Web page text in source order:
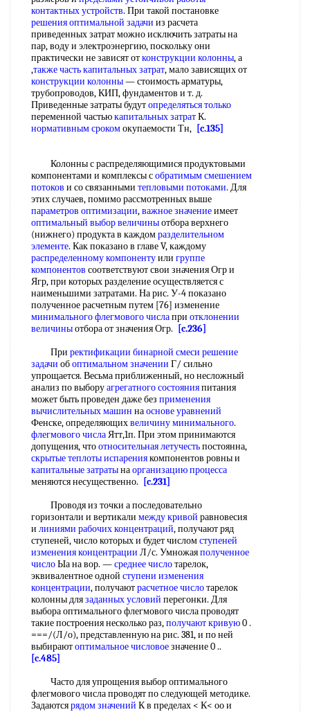
контактных устройств. При такой постановке
решения оптимальной задачи из расчета
приведенных затрат можно исключить затраты на
пар, воду и электроэнергию, поскольку они
практически не зависят отконструкции колонны, а
,также частькапитальных затрат, мало зависящих от
конструкции колонны— стоимость арматуры,
трубопроводов, КИП, фундаментов и т. д.
Приведенные затраты будутопределяться только
переменной частьюкапитальных затратК.
нормативным срокомокупаемости Тн, [c.135]
Колонны с распределяющимися продуктовыми
компонентами и комплексы собратимым смешением
потоков и со связанными тепловыми потоками. Для
этих случаев, помимо рассмотренных выше
параметров оптимизации,важное значениеимеет
оптимальный выбор величиныотбора верхнего
(нижнего) продукта в каждомразделительном
элементе. Как показано в главе V, каждому
распределенному компонентуили группе
компонентов соответствуют свои значения Огр и
Ягр, при которых разделение осуществляется с
наименьшими затратами. На рис. У-4 показано
полученное расчетным путем [76] изменение
минимального флегмового числапри отклонении
величиныотбора от значения Огр.
[c.236]
При ректификации бинарной смеси решение
задачи обоптимальном значении Г/ сильно
упрощается. Весьма приближенный, но несложный
анализ по выборуагрегатного состоянияпитания
может быть проведен даже без применения
вычислительных машин наоснове уравнений
Фенске, определяющихвеличину минимального.
флегмового числаЯтт,1п. При этом принимаются
допущения, чтоотносительная летучестьпостоянна,
скрытые теплоты испарениякомпонентов ровны и
капитальные затратынаорганизацию процесса
меняются несущественно.
[c.231]
Проводя из точки а последовательно
горизонтали и вертикали между кривой равновесия
и линиями рабочих концентраций, получают ряд
ступеней, число которых и будет числомступеней
изменения концентрации Л/с. Умножаяполученное
числоЫа на вор. —среднее числотарелок,
эквивалентное одной ступени изменения
концентрации, получаютрасчетное числотарелок
колонны длязаданных условий перегонки. Для
выбора оптимального флегмового числа проводят
такие построения несколько раз,получают кривую0 .
===/(Л/о), представленную на рис. 381, и по ней
выбираютоптимальное числовоезначение 0 ..
[c.485]
Часто для упрощения выбор оптимального
флегмового числа проводят по следующей методике.
Задаютсярядом значений К в пределах < К< оо и